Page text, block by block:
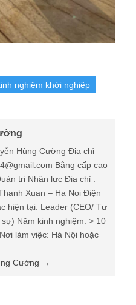
nghiệm khởi nghiệp
Hùng Cường Địa chỉ
Bằng cấp cao
trị Nhân lực Địa chỉ :
Xuan – Ha Noi Điện
hiện tại: Leader (CEO/ Tư
Năm kinh nghiệm: > 10
làm việc: Hà Nội hoặc
Cường →